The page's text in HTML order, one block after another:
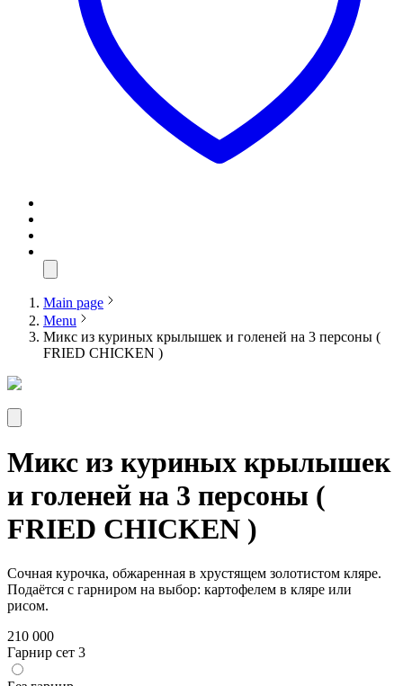
Main page
Menu
Микс из куриных крылышек и голеней на 3 персоны (
FRIED CHICKEN )
Микс из куриных крылышек
и голеней на 3 персоны (
FRIED CHICKEN )
Сочная курочка, обжаренная в хрустящем золотистом кляре.
Подаётся с гарниром на выбор: картофелем в кляре или
рисом.
210 000
Гарнир сет 3